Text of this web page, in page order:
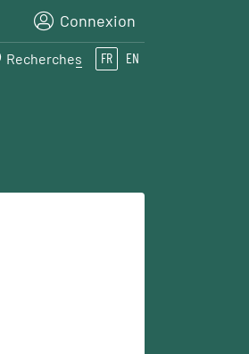
Connexion
Recherches FR EN